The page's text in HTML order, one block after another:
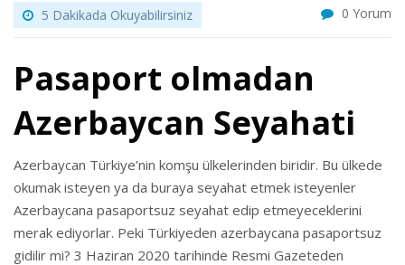
5 Dakikada Okuyabilirsiniz
0 Yorum
Pasaport olmadan
Azerbaycan Seyahati
Azerbaycan Türkiye’nin komşu ülkelerinden biridir. Bu ülkede
okumak isteyen ya da buraya seyahat etmek isteyenler
Azerbaycana pasaportsuz seyahat edip etmeyeceklerini
merak ediyorlar. Peki Türkiyeden azerbaycana pasaportsuz
gidilir mi? 3 Haziran 2020 tarihinde Resmi Gazeteden